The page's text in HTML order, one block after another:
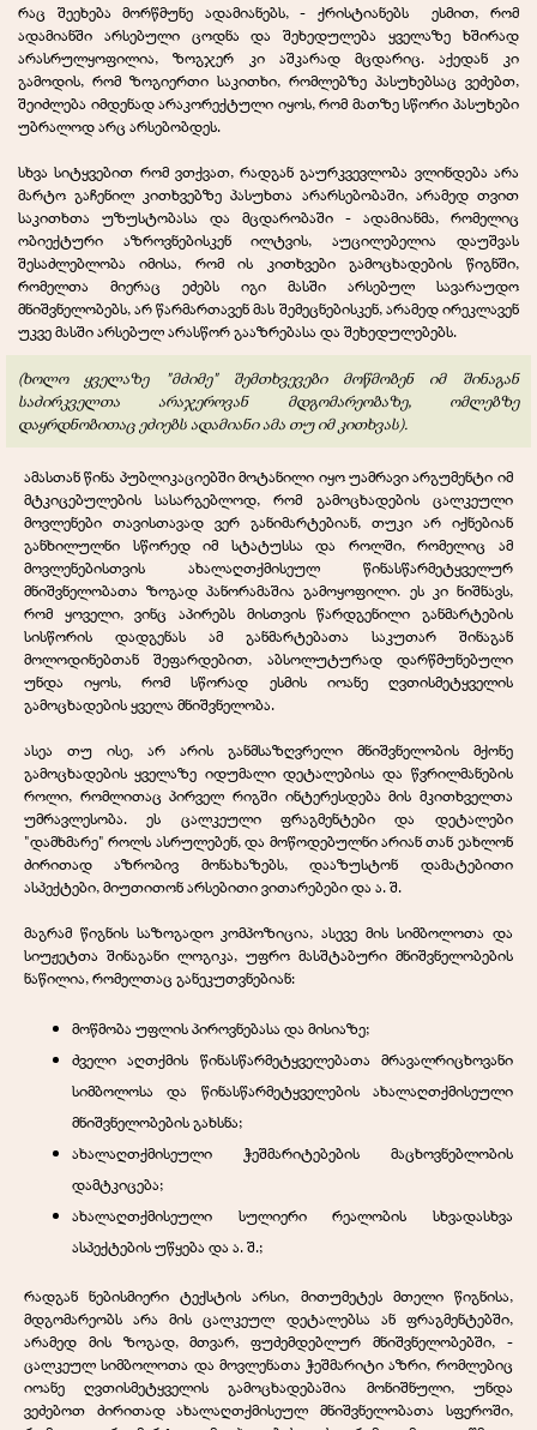
რაც შეეხება მორწმუნე ადამიანებს, - ქრისტიანებს
ესმით, რომ
ადამიანში არსებული ცოდნა და შეხედულება ყველაზე ხშირად
არასრულყოფილია, ზოგჯერ კი აშკარად მცდარიც. აქედან კი
გამოდის, რომ ზოგიერთი საკითხი, რომლებზე პასუხებსაც ვეძებთ,
შეიძლება იმდენად არაკორექტული იყოს, რომ მათზე სწორი პასუხები
უბრალოდ არც არსებობდეს.
სხვა სიტყვებით რომ ვთქვათ, რადგან გაურკვევლობა ვლინდება არა
მარტო გაჩენილ კითხვებზე პასუხთა არარსებობაში, არამედ თვით
საკითხთა უზუსტობასა და მცდარობაში - ადამიანმა, რომელიც
ობიექტური აზროვნებისკენ ილტვის, აუცილებელია დაუშვას
შესაძლებლობა იმისა, რომ ის კითხვები გამოცხადების წიგნში,
რომელთა მიერაც ეძებს იგი მასში არსებულ სავარაუდო
მნიშვნელობებს, არ წარმართავენ მას შემეცნებისკენ, არამედ ირეკლავენ
უკვე მასში არსებულ არასწორ გააზრებასა და შეხედულებებს.
(ხოლო ყველაზე "მძიმე" შემთხვევები მოწმობენ იმ შინაგან
საძირკველთა არაჯეროვან მდგომარეობაზე, ომლებზე
დაყრდნობითაც ეძიებს ადამიანი ამა თუ იმ კითხვას).
ამასთან წინა პუბლიკაციებში მოტანილი იყო უამრავი არგუმენტი იმ
მტკიცებულების სასარგებლოდ, რომ გამოცხადების ცალკეული
მოვლენები თავისთავად ვერ განიმარტებიან, თუკი არ იქნებიან
განხილულნი სწორედ იმ სტატუსსა და როლში, რომელიც ამ
მოვლენებისთვის ახალაღთქმისეულ წინასწარმეტყველურ
მნიშვნელობათა ზოგად პანორამაშია გამოყოფილი. ეს კი ნიშნავს,
რომ ყოველი, ვინც აპირებს მისთვის წარდგენილი განმარტების
სისწორის დადგენას ამ განმარტებათა საკუთარ შინაგან
მოლოდინებთან შეფარდებით, აბსოლუტურად დარწმუნებული
უნდა იყოს, რომ სწორად ესმის იოანე ღვთისმეტყველის
გამოცხადების ყველა მნიშვნელობა.
ასეა თუ ისე, არ არის განმსაზღვრელი მნიშვნელობის მქონე
გამოცხადების ყველაზე იდუმალი დეტალებისა და წვრილმანების
როლი, რომლითაც პირველ რიგში ინტერესდება მის მკითხველთა
უმრავლესობა. ეს ცალკეული ფრაგმენტები და დეტალები
"დამხმარე" როლს ასრულებენ, და მოწოდებულნი არიან თან ეახლონ
ძირითად აზრობივ მონახაზებს, დააზუსტონ დამატებითი
ასპექტები, მიუთითონ არსებითი ვითარებები და ა. შ.
მაგრამ წიგნის საზოგადო კომპოზიცია, ასევე მის სიმბოლოთა და
სიუჟეტთა შინაგანი ლოგიკა, უფრო მასშტაბური მნიშვნელობების
ნაწილია, რომელთაც განეკუთვნებიან:
მოწმობა უფლის პიროვნებასა და მისიაზე;
ძველი აღთქმის წინასწარმეტყველებათა მრავალრიცხოვანი
სიმბოლოსა და წინასწარმეტყველების ახალაღთქმისეული
მნიშვნელობების გახსნა;
ახალაღთქმისეული ჭეშმარიტებების მაცხოვნებლობის
დამტკიცება;
ახალაღთქმისეული სულიერი რეალობის სხვადასხვა
ასპექტების უწყება და ა. შ.;
რადგან ნებისმიერი ტექსტის არსი, მითუმეტეს მთელი წიგნისა,
მდგომარეობს არა მის ცალკეულ დეტალებსა ან ფრაგმენტებში,
არამედ მის ზოგად, მთვარ, ფუძემდებლურ მნიშვნელობებში, -
ცალკეულ სიმბოლოთა და მოვლენათა ჭეშმარიტი აზრი, რომლებიც
იოანე ღვთისმეტყველის გამოცხადებაშია მონიშნული, უნდა
ვეძებოთ ძირითად ახალაღთქმისეულ მნიშვნელობათა სფეროში,